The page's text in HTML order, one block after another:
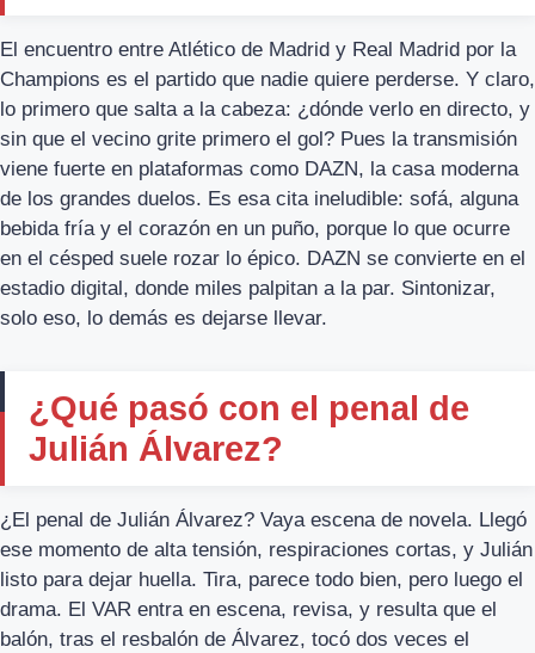
El encuentro entre Atlético de Madrid y Real Madrid por la
Champions es el partido que nadie quiere perderse. Y claro,
lo primero que salta a la cabeza: ¿dónde verlo en directo, y
sin que el vecino grite primero el gol? Pues la transmisión
viene fuerte en plataformas como DAZN, la casa moderna
de los grandes duelos. Es esa cita ineludible: sofá, alguna
bebida fría y el corazón en un puño, porque lo que ocurre
en el césped suele rozar lo épico. DAZN se convierte en el
estadio digital, donde miles palpitan a la par. Sintonizar,
solo eso, lo demás es dejarse llevar.
¿Qué pasó con el penal de
Julián Álvarez?
¿El penal de Julián Álvarez? Vaya escena de novela. Llegó
ese momento de alta tensión, respiraciones cortas, y Julián
listo para dejar huella. Tira, parece todo bien, pero luego el
drama. El VAR entra en escena, revisa, y resulta que el
balón, tras el resbalón de Álvarez, tocó dos veces el